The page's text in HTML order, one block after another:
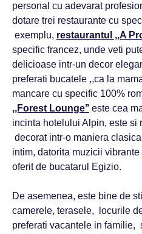
personal cu adevarat
dotare trei restaurante cu
exemplu, restaurantul ,,A
specific francez, unde veti
delicioase intr-un decor
preferati bucatele ,,ca la
mancare cu specific 100%
,,Forest Lounge’’ este cea
incinta hotelului Alpin, este si
decorat intr-o maniera
intim, datorita muzicii
oferit de bucatarul Egizio.
De asemenea, este bine de
camerele, terasele, locurile
preferati vacantele in familie,